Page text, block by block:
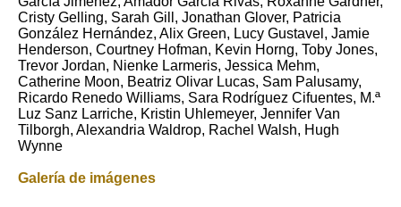
Cristy Gelling, Sarah Gill, Jonathan Glover, Patricia
González Hernández, Alix Green, Lucy Gustavel, Jamie
Henderson, Courtney Hofman, Kevin Horng, Toby Jones,
Trevor Jordan, Nienke Larmeris, Jessica Mehm,
Catherine Moon, Beatriz Olivar Lucas, Sam Palusamy,
Ricardo Renedo Williams, Sara Rodríguez Cifuentes, M.ª
Luz Sanz Larriche, Kristin Uhlemeyer, Jennifer Van
Tilborgh, Alexandria Waldrop, Rachel Walsh, Hugh
Wynne
Galería de imágenes